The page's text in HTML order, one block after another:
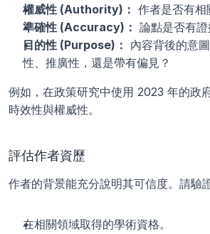
權威性 (Authority)： 作者是否有相
準確性 (Accuracy)： 論點是否有證
目的性 (Purpose)： 內容背後的意
性、推廣性，還是帶有偏見？
例如，在政策研究中使用 2023 年的政
時效性與權威性。
評估作者資歷
作者的背景能充分說明其可信度。請驗
在相關領域取得的學術資格。